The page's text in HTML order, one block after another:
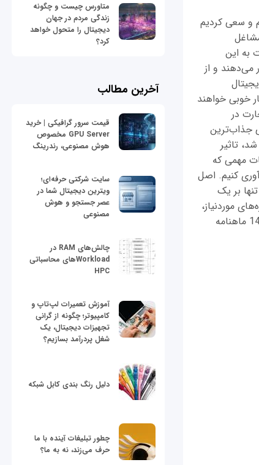
و سعی کردیم
به این
و از
خوبی خواهند
در
به معرفی جذاب‌ترین
تاثیر
مهمی که
کنیم. اصل
بر یک
موردنیاز،
بر چند مهارت مرتبط اشراف داشته باشند. با این مقدمه، توجه شما را به شماره فروردین ماه 1402 ماهنامه
متاورس چیست و چگونه
زندگی مردم در جهان
دیجیتال را متحول خواهد
کرد؟
آخرین مطالب
قیمت سرور گرافیکی | خرید
GPU Server مخصوص
هوش مصنوعی، رندرینگ
سایت شرکتی حرفه‌ای؛
ویترین دیجیتال شما در
عصر جستجو و هوش
مصنوعی
چالش‌های RAM در
Workloadهای محاسباتی
HPC
آموزش تعمیرات لپ‌تاپ و
کامپیوتر؛ چگونه از گرانی
تجهیزات دیجیتال، یک
شغل پردرآمد بسازیم؟
دلیل رنگ بندی کابل شبکه
چطور تبلیغات آینده با ما
حرف می‌زند، نه به ما؟